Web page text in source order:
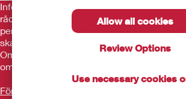
Allow all cookies
Review Options
Use necessary cookies
Informationen som finns här är inte avsedd
rådgivning och är inte en ersättning för de
personliga läkare eller annan
ska inte användas som hjälp i akuta
Om du är i en akut medicinsk situation ska
omedelbart söka medicinsk behandling.
Före användning var noga med att läsa